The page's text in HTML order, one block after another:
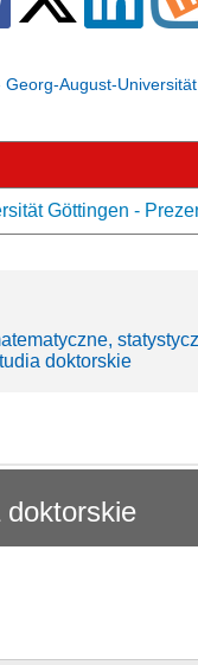
August-
Göttingen -
doktorskie